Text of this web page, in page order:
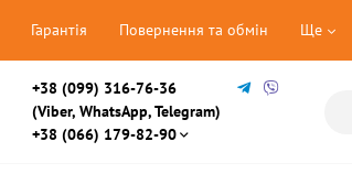
Гарантія Повернення та обмін Ще
+38 (099) 316-76-36
(Viber, WhatsApp, Telegram)
+38 (066) 179-82-90